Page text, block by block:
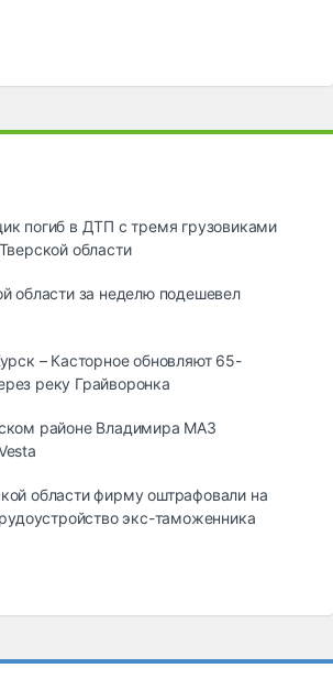
погиб в ДТП с тремя грузовиками
области
области за неделю подешевел
– Касторное обновляют 65-
реку Грайворонка
районе Владимира МАЗ
области фирму оштрафовали на
экс-таможенника